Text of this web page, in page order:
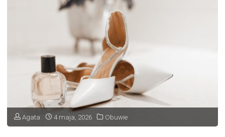
zanim
do
ubrań?"
Agata 4 maja, 2026 Obuwie